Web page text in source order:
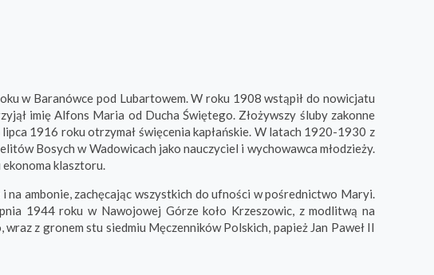
w Baranówce pod Lubartowem. W roku 1908 wstąpił do nowicjatu
imię Alfons Maria od Ducha Świętego. Złożywszy śluby zakonne
1916 roku otrzymał święcenia kapłańskie. W latach 1920-1930 z
Bosych w Wadowicach jako nauczyciel i wychowawca młodzieży.
ekonoma klasztoru.
na ambonie, zachęcając wszystkich do ufności w pośrednictwo Maryi.
1944 roku w Nawojowej Górze koło Krzeszowic, z modlitwą na
z gronem stu siedmiu Męczenników Polskich, papież Jan Paweł II